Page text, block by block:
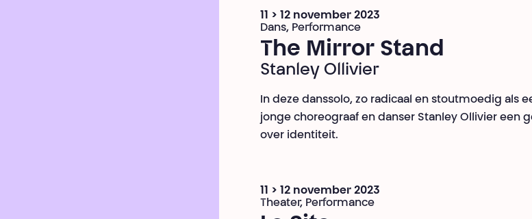
11 > 12 november 2023
Dans, Performance
The Mirror Stand
Stanley Ollivier
In deze danssolo, zo radicaal en stoutmoedig als
jonge choreograaf en danser Stanley Ollivier een
over identiteit.
11 > 12 november 2023
Theater, Performance